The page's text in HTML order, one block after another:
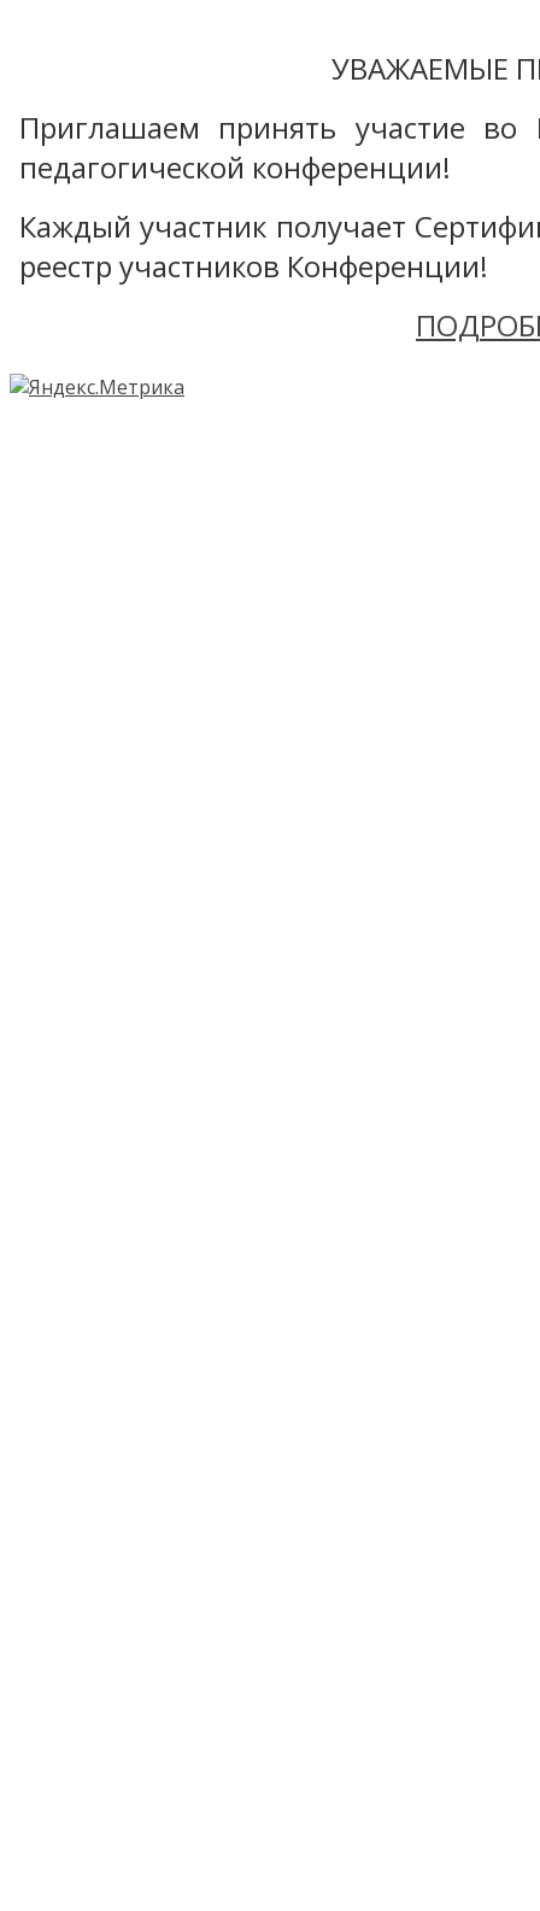
УВАЖАЕМЫЕ
Приглашаем принять участие во
педагогической конференции!
Каждый участник получает
реестр участников Конференции!